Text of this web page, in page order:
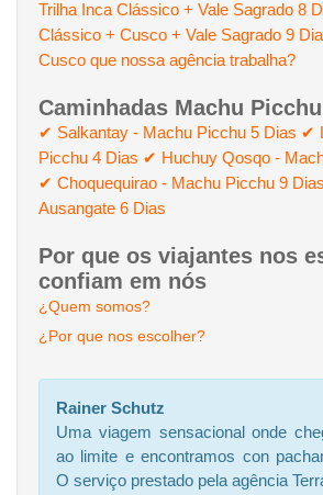
Trilha Inca Clássico + Vale Sagrado 8
Clássico + Cusco + Vale Sagrado 9
Cusco que nossa agência trabalha?
Caminhadas Machu Picchu
✔ Salkantay - Machu Picchu 5 Dias ✔
Picchu 4 Dias ✔ Huchuy Qosqo -
✔ Choquequirao - Machu Picchu 9 Dias
Ausangate 6 Dias
Por que os viajantes nos
confiam em nós
¿Quem somos?
¿Por que nos escolher?
Rainer Schutz
Uma viagem sensacional onde
ao limite e encontramos con
O serviço prestado pela agência